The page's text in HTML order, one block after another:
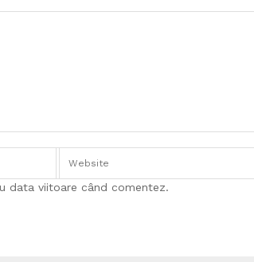
data viitoare când comentez.